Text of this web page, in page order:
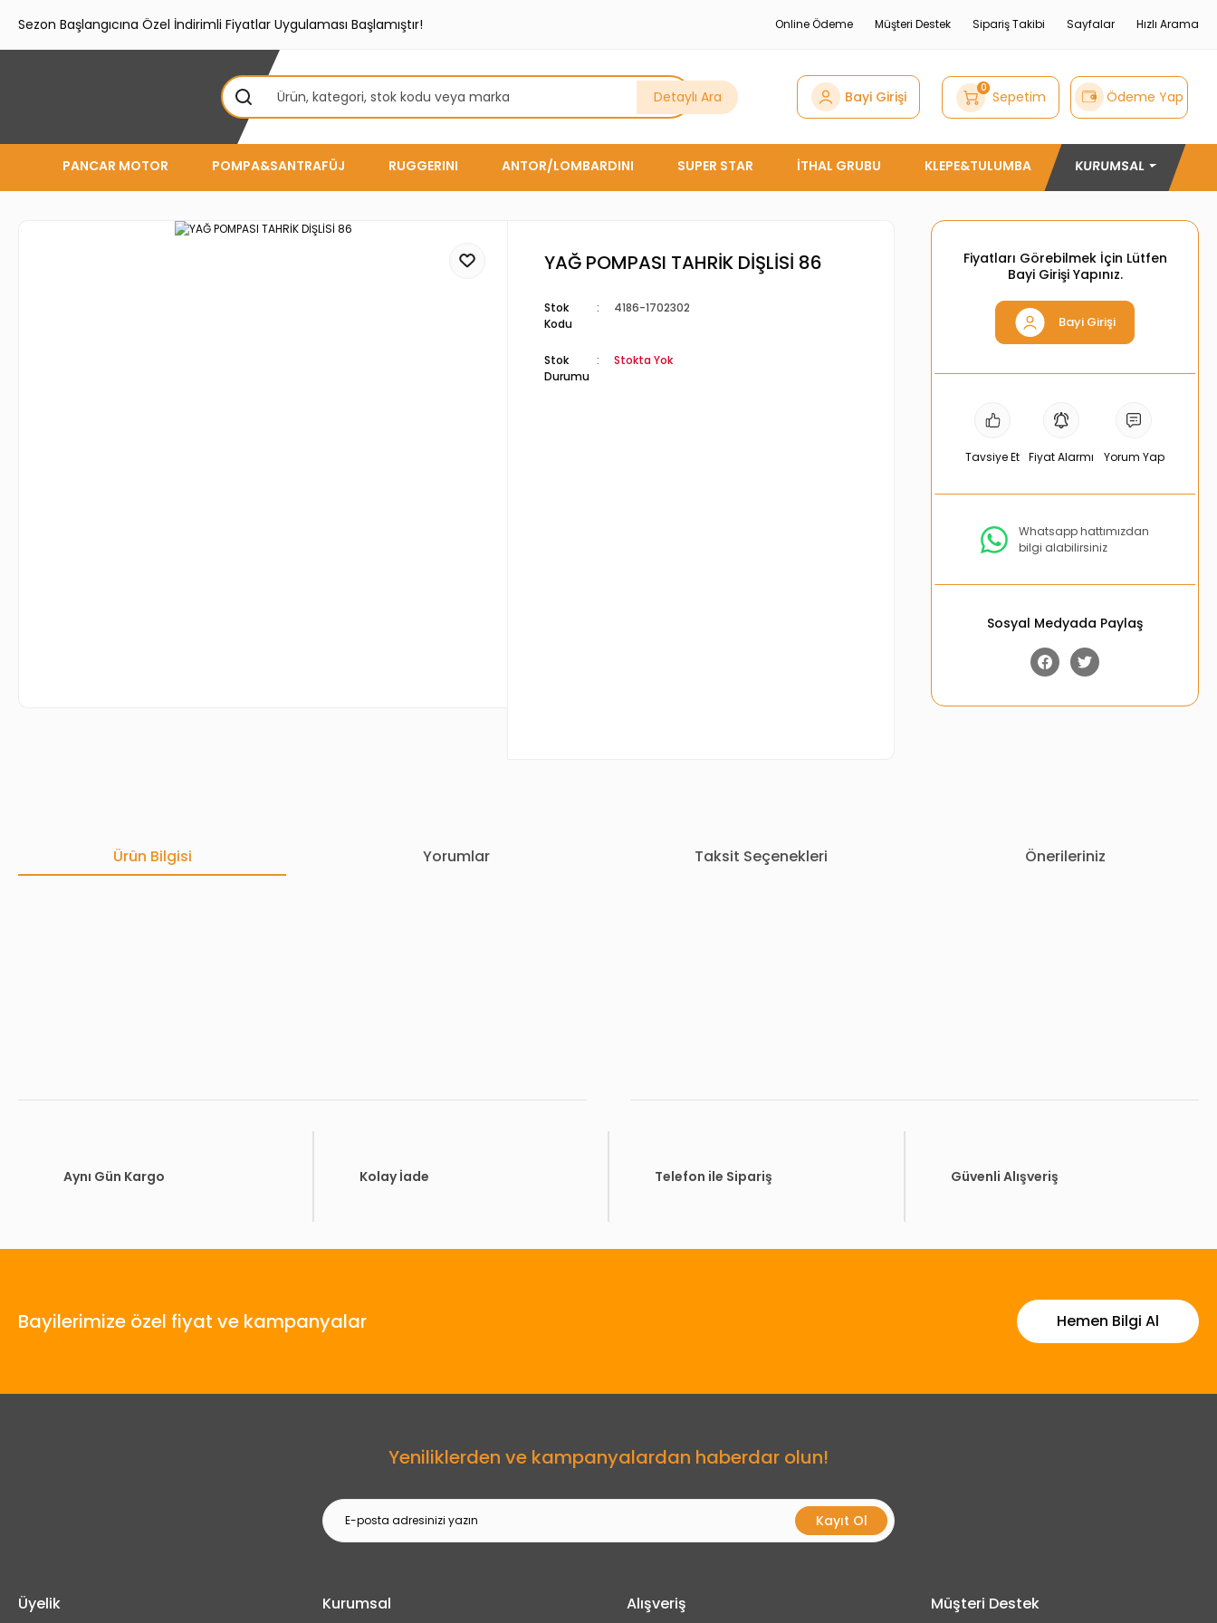
Sezon Başlangıcına Özel İndirimli Fiyatlar Uygulaması Başlamıştır! Online Ödeme Müşteri Destek Sipariş Takibi Sayfalar Hızlı Arama
Detaylı Ara Bayi Girişi 0 Sepetim Ödeme Yap
PANCAR MOTOR POMPA&SANTRAFÜJ RUGGERINI ANTOR/LOMBARDINI SUPER STAR İTHAL GRUBU KLEPE&TULUMBA KURUMSAL
YAĞ POMPASI TAHRİK DİŞLİSİ 86
Stok
Kodu
4186-1702302
Stok
Durumu
Stokta Yok
Fiyatları Görebilmek İçin Lütfen
Bayi Girişi Yapınız.
Bayi Girişi
Tavsiye Et Fiyat Alarmı Yorum Yap
Whatsapp hattımızdan
bilgi alabilirsiniz
Sosyal Medyada Paylaş
Ürün Bilgisi Yorumlar Taksit Seçenekleri Önerileriniz
Gönder
Aynı Gün Kargo Kolay İade Telefon ile Sipariş Güvenli Alışveriş
Bayilerimize özel fiyat ve kampanyalar Hemen Bilgi Al
Yeniliklerden ve kampanyalardan haberdar olun!
Kayıt Ol
Üyelik Kurumsal Alışveriş Müşteri Destek